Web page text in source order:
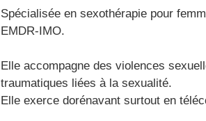
Spécialisée en sexothérapie pour
EMDR-IMO.
Elle accompagne des violences
traumatiques liées à la sexualité.
Elle exerce dorénavant surtout en